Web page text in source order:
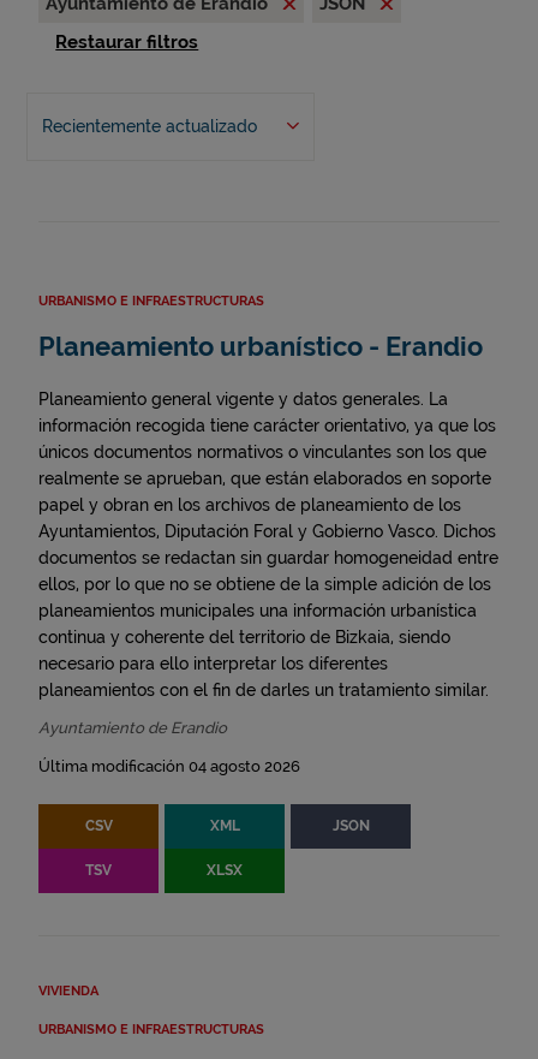
Restaurar filtros
Recientemente actualizado
URBANISMO E INFRAESTRUCTURAS
Planeamiento urbanístico - Erandio
Planeamiento general vigente y datos generales. La
información recogida tiene carácter orientativo, ya que los
únicos documentos normativos o vinculantes son los que
realmente se aprueban, que están elaborados en soporte
papel y obran en los archivos de planeamiento de los
Ayuntamientos, Diputación Foral y Gobierno Vasco. Dichos
documentos se redactan sin guardar homogeneidad entre
ellos, por lo que no se obtiene de la simple adición de los
planeamientos municipales una información urbanística
continua y coherente del territorio de Bizkaia, siendo
necesario para ello interpretar los diferentes
planeamientos con el fin de darles un tratamiento similar.
Ayuntamiento de Erandio
Última modificación 04 agosto 2026
CSV XML JSON
TSV XLSX
VIVIENDA
URBANISMO E INFRAESTRUCTURAS